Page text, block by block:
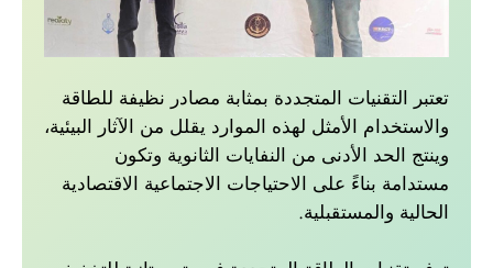
تعتبر التقنيات المتجددة بمثابة مصادر نظيفة للطاقة
والاستخدام الأمثل لهذه الموارد يقلل من الآثار البيئية،
وينتج الحد الأدنى من النفايات الثانوية وتكون
مستدامة بناءً على الاحتياجات الاجتماعية الاقتصادية
الحالية والمستقبلية.